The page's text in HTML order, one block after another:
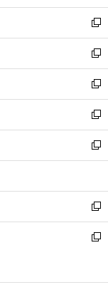
開
く
ウ
で
開
く
ン
ド
ウ
で
開
く
ウ
ィ
ン
ド
ウ
で
開
く
新
し
い
ウ
ィ
ン
ド
ウ
で
開
新
し
い
ウ
ィ
ン
ド
ウ
開
く
新
し
い
ウ
ィ
ン
ウ
で
開
く
新
し
い
ウ
ン
ド
ウ
で
新
し
ウ
ィ
ン
ド
開
新
し
い
ン
新
ウ